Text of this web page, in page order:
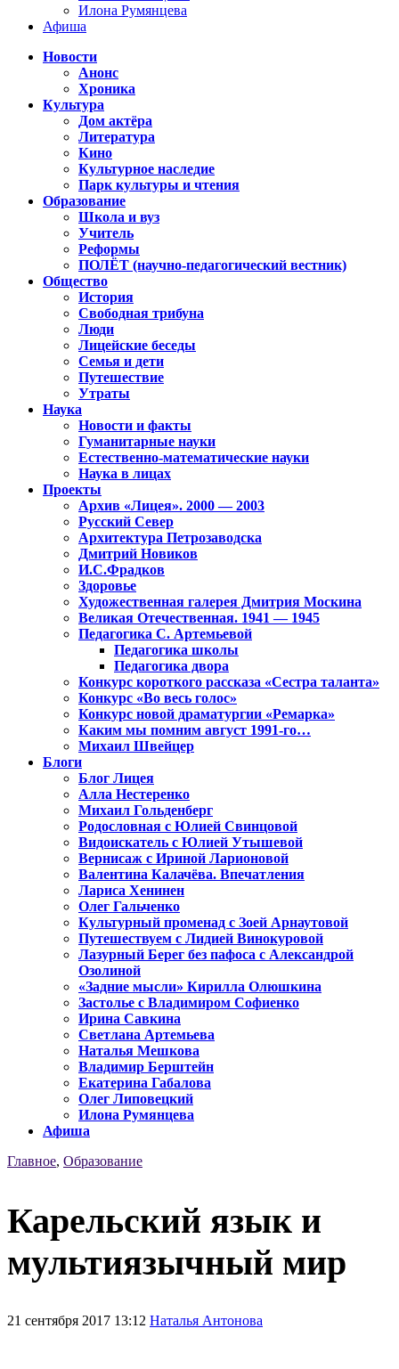
Илона Румянцева
Афиша
Новости
Анонс
Хроника
Культура
Дом актёра
Литература
Кино
Культурное наследие
Парк культуры и чтения
Образование
Школа и вуз
Учитель
Реформы
ПОЛЁТ (научно-педагогический вестник)
Общество
История
Свободная трибуна
Люди
Лицейские беседы
Семья и дети
Путешествие
Утраты
Наука
Новости и факты
Гуманитарные науки
Естественно-математические науки
Наука в лицах
Проекты
Архив «Лицея». 2000 — 2003
Русский Север
Архитектура Петрозаводска
Дмитрий Новиков
И.С.Фрадков
Здоровье
Художественная галерея Дмитрия Москина
Великая Отечественная. 1941 — 1945
Педагогика С. Артемьевой
Педагогика школы
Педагогика двора
Конкурс короткого рассказа «Сестра таланта»
Конкурс «Во весь голос»
Конкурс новой драматургии «Ремарка»
Каким мы помним август 1991-го…
Михаил Швейцер
Блоги
Блог Лицея
Алла Нестеренко
Михаил Гольденберг
Родословная с Юлией Свинцовой
Видоискатель с Юлией Утышевой
Вернисаж с Ириной Ларионовой
Валентина Калачёва. Впечатления
Лариса Хенинен
Олег Гальченко
Культурный променад с Зоей Арнаутовой
Путешествуем с Лидией Винокуровой
Лазурный Берег без пафоса с Александрой
Озолиной
«Задние мысли» Кирилла Олюшкина
Застолье с Владимиром Софиенко
Ирина Савкина
Светлана Артемьева
Наталья Мешкова
Владимир Берштейн
Екатерина Габалова
Олег Липовецкий
Илона Румянцева
Афиша
Главное, Образование
Карельский язык и
мультиязычный мир
21 сентября 2017 13:12 Наталья Антонова